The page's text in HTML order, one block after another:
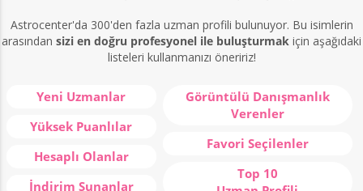
Astrocenter'da 300'den fazla uzman profili bulunuyor. Bu isimlerin
arasından sizi en doğru profesyonel ile buluşturmak için aşağıdaki
listeleri kullanmanızı öneririz!
Yeni Uzmanlar
Yüksek Puanlılar
Hesaplı Olanlar
İndirim Sunanlar
Görüntülü Danışmanlık
Verenler
Favori Seçilenler
Top 10